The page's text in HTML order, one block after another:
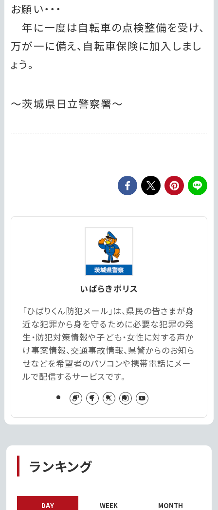
お願い・・・
年に一度は自転車の点検整備を受け、
万が一に備え、自転車保険に加入しまし
ょう。
～茨城県日立警察署～
いばらきポリス
「ひばりくん防犯メール」は、県民の皆さまが身
近な犯罪から身を守るために必要な犯罪の発
生・防犯対策情報や子ども・女性に対する声か
け事案情報、交通事故情報、県警からのお知ら
せなどを希望者のパソコンや携帯電話にメー
ルで配信するサービスです。
ランキング
DAY WEEK MONTH